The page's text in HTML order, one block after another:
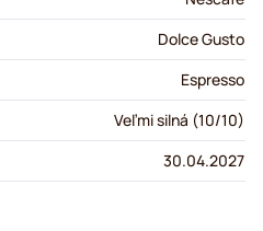
Dolce Gusto
Espresso
Veľmi silná (10/10)
30.04.2027